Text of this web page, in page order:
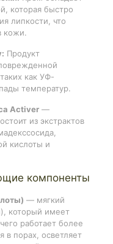
которая быстро
липкости, что
кожи.
Продукт
как УФ-
температур.
Activer—
из экстрактов
кислоты и
компоненты
— мягкий
который имеет
работает более
в порах, осветляет